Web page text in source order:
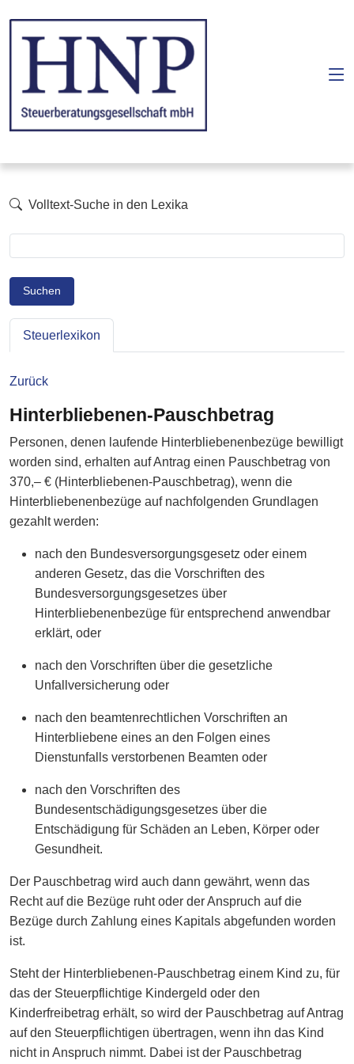
Volltext-Suche in den Lexika
Suchen
Steuerlexikon
Zurück
Hinterbliebenen-Pauschbetrag
Personen, denen laufende Hinterbliebenenbezüge bewilligt
worden sind, erhalten auf Antrag einen Pauschbetrag von
370,– € (Hinterbliebenen-Pauschbetrag), wenn die
Hinterbliebenenbezüge auf nachfolgenden Grundlagen
gezahlt werden:
nach den Bundesversorgungsgesetz oder einem
anderen Gesetz, das die Vorschriften des
Bundesversorgungsgesetzes über
Hinterbliebenenbezüge für entsprechend anwendbar
erklärt, oder
nach den Vorschriften über die gesetzliche
Unfallversicherung oder
nach den beamtenrechtlichen Vorschriften an
Hinterbliebene eines an den Folgen eines
Dienstunfalls verstorbenen Beamten oder
nach den Vorschriften des
Bundesentschädigungsgesetzes über die
Entschädigung für Schäden an Leben, Körper oder
Gesundheit.
Der Pauschbetrag wird auch dann gewährt, wenn das
Recht auf die Bezüge ruht oder der Anspruch auf die
Bezüge durch Zahlung eines Kapitals abgefunden worden
ist.
Steht der Hinterbliebenen-Pauschbetrag einem Kind zu, für
das der Steuerpflichtige Kindergeld oder den
Kinderfreibetrag erhält, so wird der Pauschbetrag auf Antrag
auf den Steuerpflichtigen übertragen, wenn ihn das Kind
nicht in Anspruch nimmt. Dabei ist der Pauschbetrag